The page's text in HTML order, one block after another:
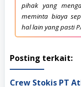
pihak yang
meminta biaya
hal lain yang pasti
Posting terkait: